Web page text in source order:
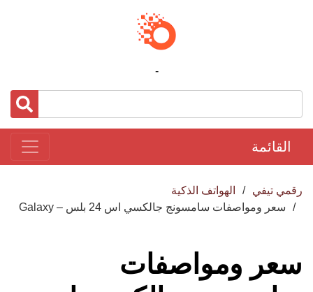
-
القائمة
رقمي تيفي
الهواتف الذكية
سعر ومواصفات سامسونج جالكسي اس 24 بلس – Galaxy
سعر ومواصفات